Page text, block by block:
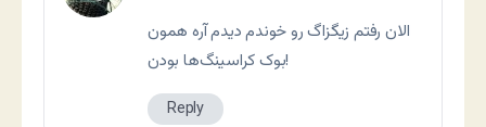
الان رفتم زیگزاگ رو خوندم دیدم آره همون
بوک کراسینگ‌ها بودن!
Reply